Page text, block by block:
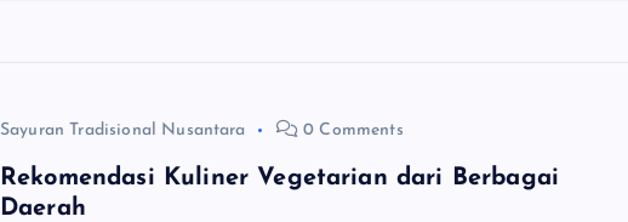
Sayuran Tradisional Nusantara 0 Comments
Rekomendasi Kuliner Vegetarian dari Berbagai
Daerah